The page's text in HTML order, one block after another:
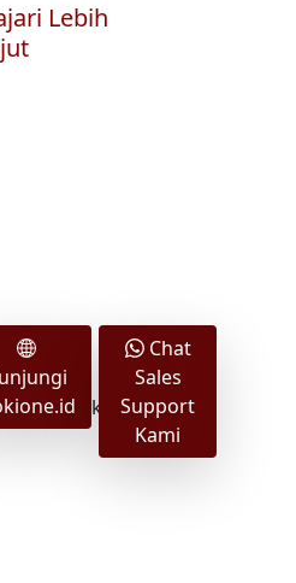
Lebih
Chat
Sales
Support
Kami